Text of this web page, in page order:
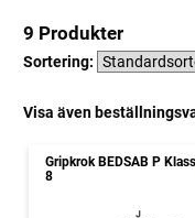
9 Produkter
Sortering:
Visa även
Gripkrok BEDSAB P Klass
8